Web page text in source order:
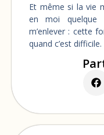
Et même si la vie
en moi quelque
m’enlever : cette
quand c’est difficile.